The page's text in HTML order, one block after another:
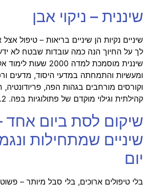
שיננית – ניקוי אבן
שיניים נקיות הן שיניים בריאות – טיפול
שיננית מוסמכת למדה 2000
ומעשיות והתמחתה במדעי היסוד, מדעים
וקורסים מורחבים בגהות הפה, פריודונטיה,
קהילתית וגילוי מוקדם של פתולוגיות בפה. 2. שיננית עוברת […]
שיקום לסת ביום
שיניים שמתחילות
יום
בלי טיפולים ארוכים, בלי סבל מיותר –